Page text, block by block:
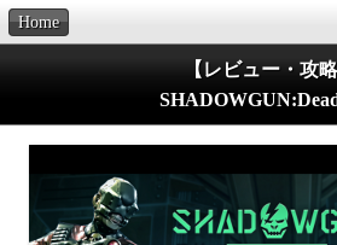
Home
【レビュー・攻略